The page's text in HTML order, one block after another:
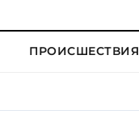
ПРОИСШЕСТВИЯ